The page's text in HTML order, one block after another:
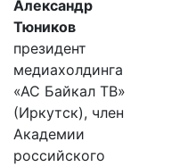
Александр
Тюников
президент
медиахолдинга
«АС Байкал ТВ»
(Иркутск), член
Академии
российского